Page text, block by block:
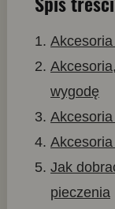
wygodę
Jak
pieczenia